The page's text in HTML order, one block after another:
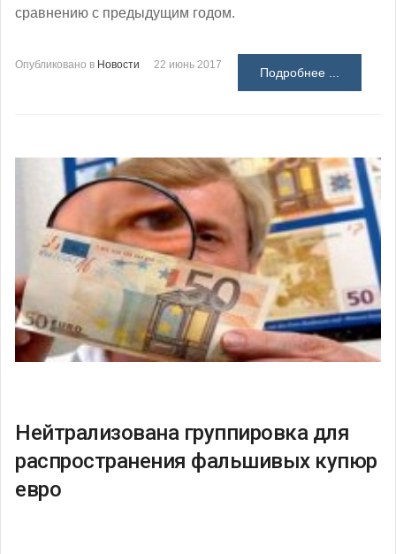
сравнению с предыдущим годом.
Опубликовано в Новости 22 июнь 2017
Подробнее ...
Нейтрализована группировка для
распространения фальшивых купюр
евро